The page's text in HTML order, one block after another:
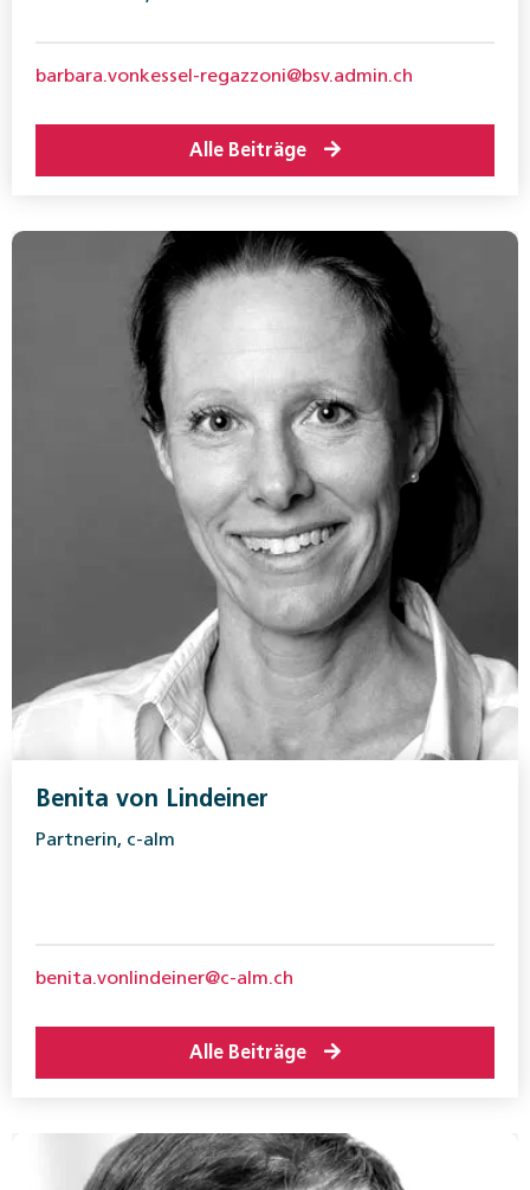
barbara.vonkessel-regazzoni@bsv.admin.ch
Alle Beiträge
Benita von Lindeiner
Partnerin, c-alm
benita.vonlindeiner@c-alm.ch
Alle Beiträge